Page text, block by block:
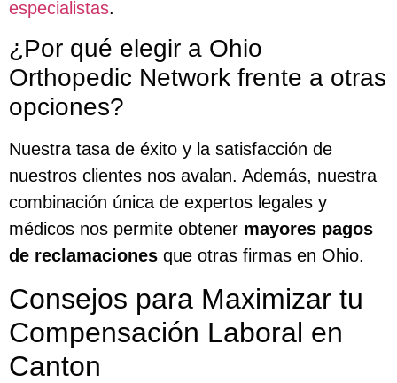
especialistas.
¿Por qué elegir a Ohio
Orthopedic Network frente a otras
opciones?
Nuestra tasa de éxito y la satisfacción de
nuestros clientes nos avalan. Además, nuestra
combinación única de expertos legales y
médicos nos permite obtener mayores pagos
de reclamaciones que otras firmas en Ohio.
Consejos para Maximizar tu
Compensación Laboral en
Canton